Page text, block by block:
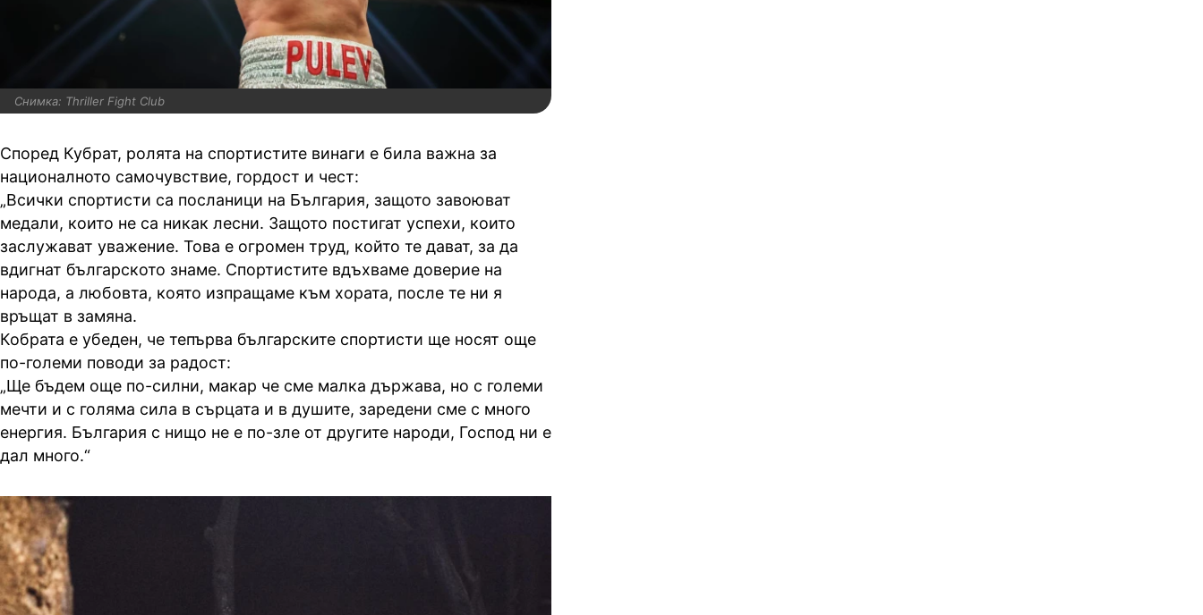
Снимка: Thriller Fight Club
Според Кубрат, ролята на спортистите винаги е била важна за
националното самочувствие, гордост и чест:
„Всички спортисти са посланици на България, защото завоюват
медали, които не са никак лесни. Защото постигат успехи, които
заслужават уважение. Това е огромен труд, който те дават, за да
вдигнат българското знаме. Спортистите вдъхваме доверие на
народа, а любовта, която изпращаме към хората, после те ни я
връщат в замяна.
Кобрата е убеден, че тепърва българските спортисти ще носят още
по-големи поводи за радост:
„Ще бъдем още по-силни, макар че сме малка държава, но с големи
мечти и с голяма сила в сърцата и в душите, заредени сме с много
енергия. България с нищо не е по-зле от другите народи, Господ ни е
дал много.“